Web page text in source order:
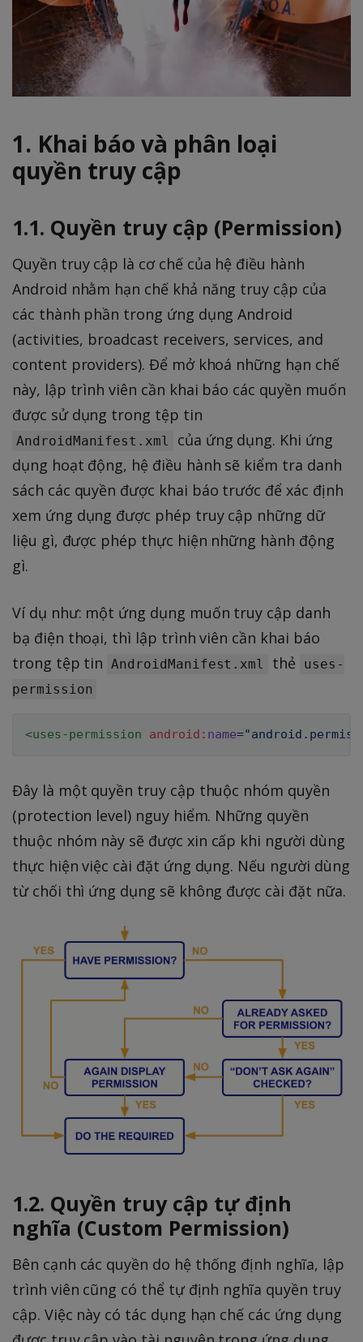
1. Khai báo và phân loại
quyền truy cập
1.1. Quyền truy cập (Permission)
Quyền truy cập là cơ chế của hệ điều hành
Android nhằm hạn chế khả năng truy cập của
các thành phần trong ứng dụng Android
(activities, broadcast receivers, services, and
content providers). Để mở khoá những hạn chế
này, lập trình viên cần khai báo các quyền muốn
được sử dụng trong tệp tin
AndroidManifest.xml
của ứng dụng. Khi ứng
dụng hoạt động, hệ điều hành sẽ kiểm tra danh
sách các quyền được khai báo trước để xác định
xem ứng dụng được phép truy cập những dữ
liệu gì, được phép thực hiện những hành động
gì.
Ví dụ như: một ứng dụng muốn truy cập danh
bạ điện thoại, thì lập trình viên cần khai báo
trong tệp tin AndroidManifest.xml thẻ
uses-
permission
<uses-permission android: name="
Đây là một quyền truy cập thuộc nhóm quyền
(protection level) nguy hiểm. Những quyền
thuộc nhóm này sẽ được xin cấp khi người dùng
thực hiện việc cài đặt ứng dụng. Nếu người dùng
từ chối thì ứng dụng sẽ không được cài đặt nữa.
1.2. Quyền truy cập tự định
nghĩa (Custom Permission)
Bên cạnh các quyền do hệ thống định nghĩa, lập
trình viên cũng có thể tự định nghĩa quyền truy
cập. Việc này có tác dụng hạn chế các ứng dụng